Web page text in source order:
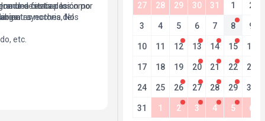
festivales como
una cierta pasión por
destacan los
trayectoria del
noches, Nos
etc.
27 28 29 30 31 1 2
3 4 5 6 7 8 9
10 11 12 13 14 15 16
17 18 19 20 21 22 23
24 25 26 27 28 29 30
31 1 2 3 4 5 6